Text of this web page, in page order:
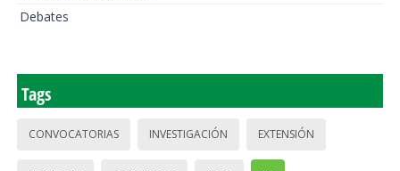
Debates
Tags
CONVOCATORIAS INVESTIGACIÓN EXTENSIÓN